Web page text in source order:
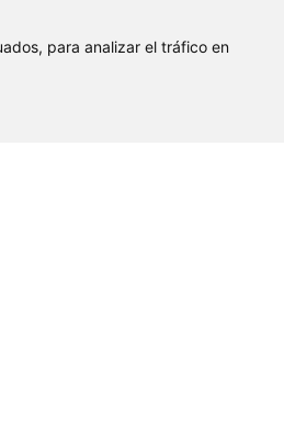
para analizar el tráfico en